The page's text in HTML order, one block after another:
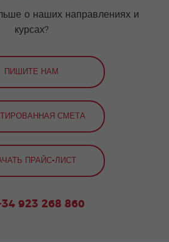
о наших направлениях и
курсах?
ПИШИТЕ НАМ
СМЕТА
ПРАЙС-ЛИСТ
923 268 860